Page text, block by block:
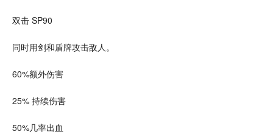
双击 SP90
同时用剑和盾牌攻击敌人。
60%额外伤害
25% 持续伤害
50%几率出血